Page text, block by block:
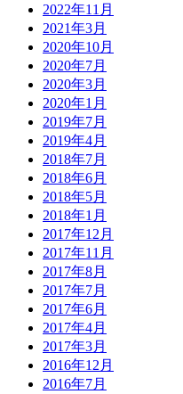
2022年11月
2021年3月
2020年10月
2020年7月
2020年3月
2020年1月
2019年7月
2019年4月
2018年7月
2018年6月
2018年5月
2018年1月
2017年12月
2017年11月
2017年8月
2017年7月
2017年6月
2017年4月
2017年3月
2016年12月
2016年7月